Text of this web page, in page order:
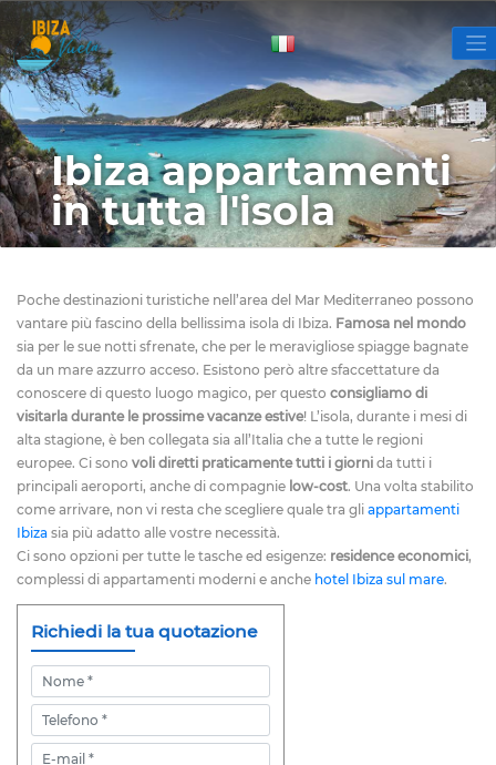
Ibiza appartamenti
in tutta l'isola
Poche destinazioni turistiche nell’area del Mar Mediterraneo possono
vantare più fascino della bellissima isola di Ibiza. Famosa nel mondo
sia per le sue notti sfrenate, che per le meravigliose spiagge bagnate
da un mare azzurro acceso. Esistono però altre sfaccettature da
conoscere di questo luogo magico, per questo consigliamo di
visitarla durante le prossime vacanze estive! L’isola, durante i mesi di
alta stagione, è ben collegata sia all’Italia che a tutte le regioni
europee. Ci sono voli diretti praticamente tutti i giorni da tutti i
principali aeroporti, anche di compagnie low-cost. Una volta stabilito
come arrivare, non vi resta che scegliere quale tra gli appartamenti
Ibiza sia più adatto alle vostre necessità.
Ci sono opzioni per tutte le tasche ed esigenze: residence economici,
complessi di appartamenti moderni e anche hotel Ibiza sul mare.
Richiedi la tua quotazione
Nome
Telefono
E-mail